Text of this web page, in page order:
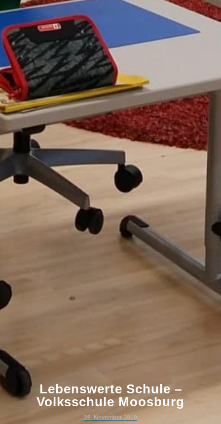
Lebenswerte Schule –
Volksschule Moosburg
28. November 2019